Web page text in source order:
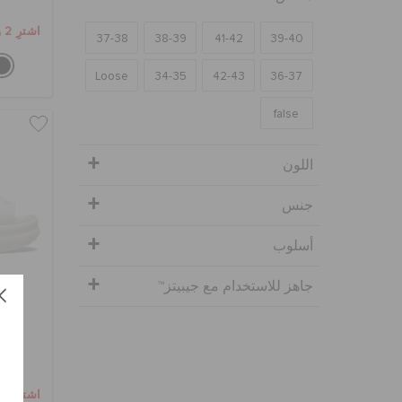
39-40
41-42
38-39
37-38
36-37
42-43
34-35
Loose
false
اللون
جنس
أسلوب
جاهز للاستخدام مع جيبيتز™
اشترِ 2 واحصل على 25% خصم
اشترِ 2 واحصل على 25% خصم